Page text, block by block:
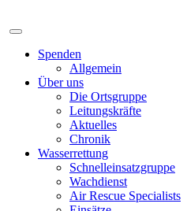
Spenden
Allgemein
Über uns
Die Ortsgruppe
Leitungskräfte
Aktuelles
Chronik
Wasserrettung
Schnelleinsatzgruppe
Wachdienst
Air Rescue Specialists